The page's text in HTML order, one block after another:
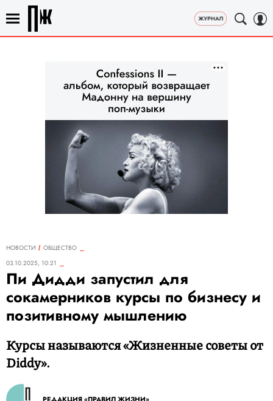
НОВОСТИ
ОБЩЕСТВО
03.10.2025, 10:21
Пи Дидди запустил для
сокамерников курсы по бизнесу и
позитивному мышлению
Курсы называются «Жизненные советы от
Diddy».